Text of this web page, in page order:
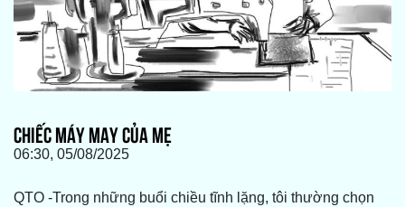
CHIẾC MÁY MAY CỦA MẸ
06:30, 05/08/2025
QTO -Trong những buổi chiều tĩnh lặng, tôi thường chọn